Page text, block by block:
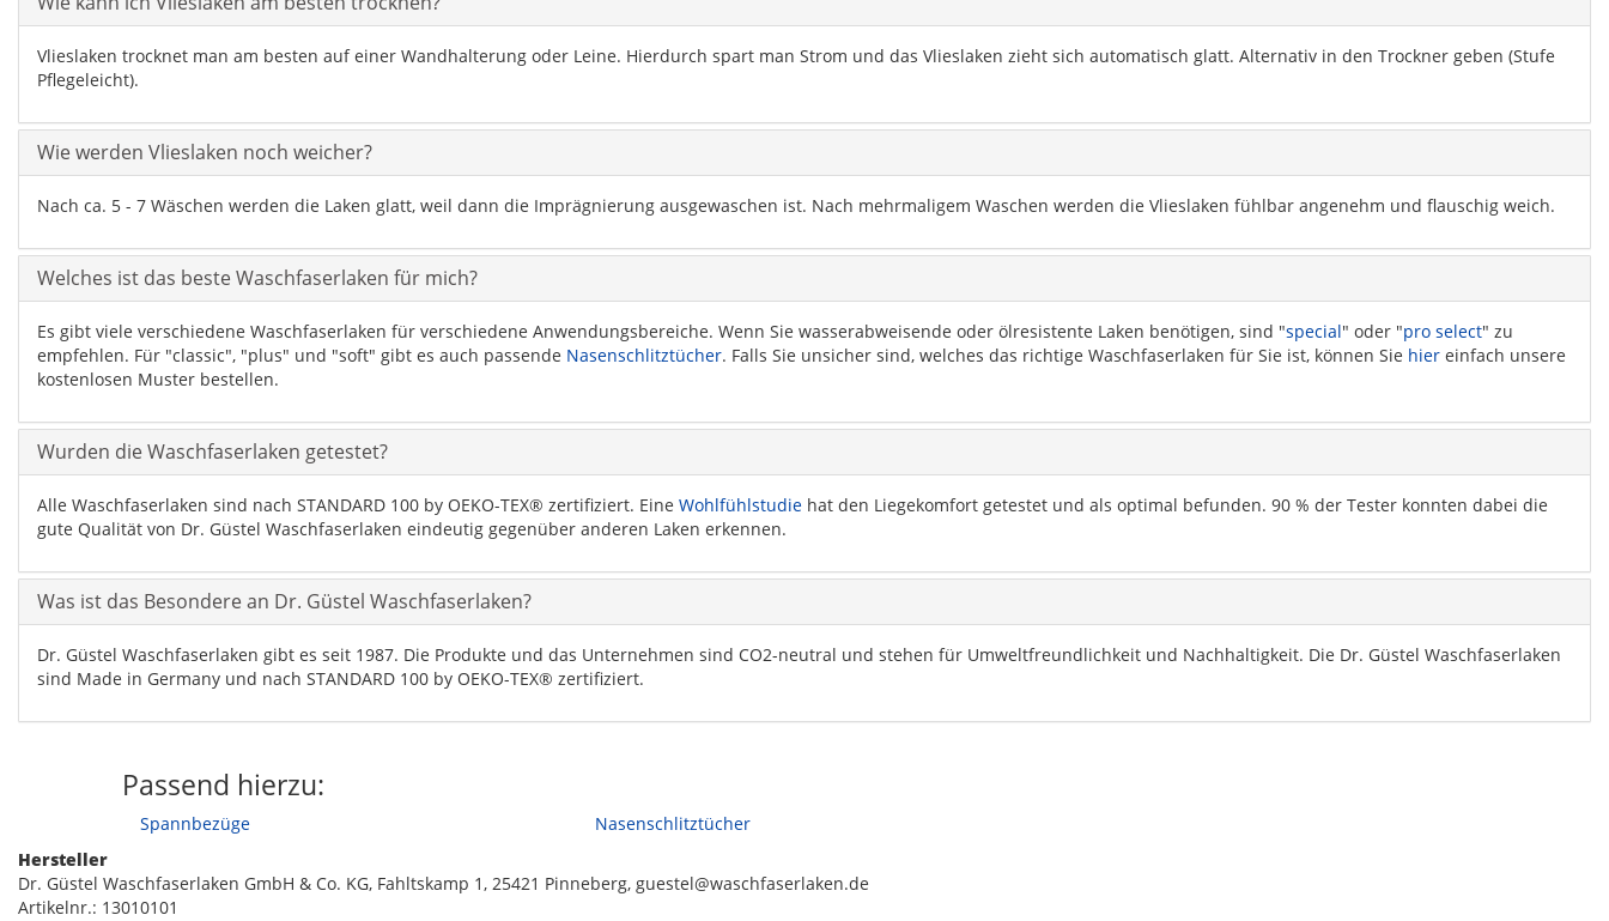
Vlieslaken trocknet man am besten auf einer Wandhalterung oder Leine. Hierdurch spart man Strom und das Vlieslaken zieht sich automatisch glatt. Alternativ in den Trockner geben (Stufe
Pflegeleicht).
Wie werden Vlieslaken noch weicher?
Nach ca. 5 - 7 Wäschen werden die Laken glatt, weil dann die Imprägnierung ausgewaschen ist. Nach mehrmaligem Waschen werden die Vlieslaken fühlbar angenehm und flauschig weich.
Welches ist das beste Waschfaserlaken für mich?
Es gibt viele verschiedene Waschfaserlaken für verschiedene Anwendungsbereiche. Wenn Sie wasserabweisende oder ölresistente Laken benötigen, sind "special" oder "pro select" zu
empfehlen. Für "classic", "plus" und "soft" gibt es auch passende Nasenschlitztücher. Falls Sie unsicher sind, welches das richtige Waschfaserlaken für Sie ist, können Sie hier einfach unsere
kostenlosen Muster bestellen.
Wurden die Waschfaserlaken getestet?
Alle Waschfaserlaken sind nach STANDARD 100 by OEKO-TEX® zertifiziert. Eine Wohlfühlstudie hat den Liegekomfort getestet und als optimal befunden. 90 % der Tester konnten dabei die
gute Qualität von Dr. Güstel Waschfaserlaken eindeutig gegenüber anderen Laken erkennen.
Was ist das Besondere an Dr. Güstel Waschfaserlaken?
Dr. Güstel Waschfaserlaken gibt es seit 1987. Die Produkte und das Unternehmen sind CO2-neutral und stehen für Umweltfreundlichkeit und Nachhaltigkeit. Die Dr. Güstel Waschfaserlaken
sind Made in Germany und nach STANDARD 100 by OEKO-TEX® zertifiziert.
Passend hierzu:
Spannbezüge
Nasenschlitztücher
Hersteller
Dr. Güstel Waschfaserlaken GmbH & Co. KG, Fahltskamp 1, 25421 Pinneberg, guestel@waschfaserlaken.de
Artikelnr.: 13010101